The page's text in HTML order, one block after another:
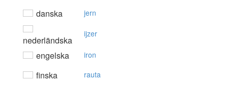
danska jern
nederländska
ijzer
engelska iron
finska rauta